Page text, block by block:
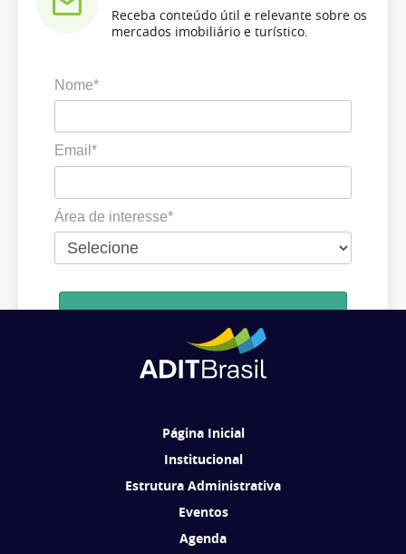
Receba conteúdo útil e relevante sobre os
mercados imobiliário e turístico.
Nome*
Email*
Área de interesse*
Ao se cadastrar, você concorda em receber comunicações da ADIT
Página Inicial
Institucional
Estrutura Administrativa
Eventos
Agenda